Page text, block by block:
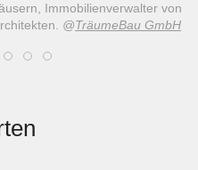
Immobilienverwalter von
@TräumeBau GmbH